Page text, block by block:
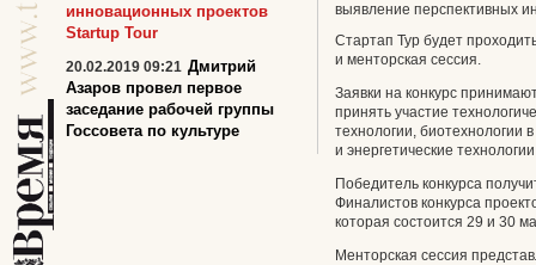
выявление перспективных
Стартап Тур будет
и менторская сессия.
Заявки на конкурс
принять участие
технологии, биотехнологии
и энергетические
Победитель конкурса
Финалистов конкурса
которая состоится 29 и 30
Менторская сессия
инновационных проектов
Startup Tour
20.02.2019 09:21 Дмитрий
Азаров провел первое
заседание рабочей группы
Госсовета по культуре